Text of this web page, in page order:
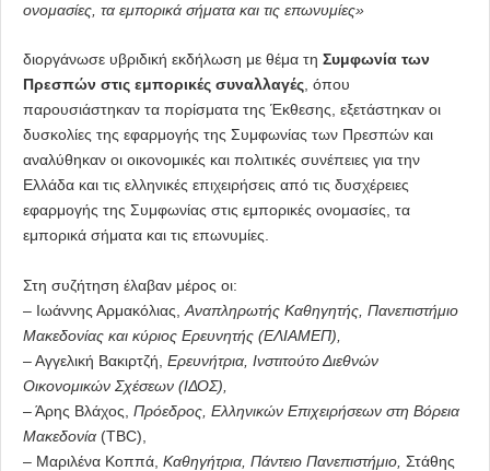
ονομασίες, τα εμπορικά σήματα και τις επωνυμίες»
διοργάνωσε υβριδική εκδήλωση με θέμα τη Συμφωνία των
Πρεσπών στις εμπορικές συναλλαγές, όπου
παρουσιάστηκαν τα πορίσματα της Έκθεσης, εξετάστηκαν οι
δυσκολίες της εφαρμογής της Συμφωνίας των Πρεσπών και
αναλύθηκαν οι οικονομικές και πολιτικές συνέπειες για την
Ελλάδα και τις ελληνικές επιχειρήσεις από τις δυσχέρειες
εφαρμογής της Συμφωνίας στις εμπορικές ονομασίες, τα
εμπορικά σήματα και τις επωνυμίες.
Στη συζήτηση έλαβαν μέρος οι:
– Ιωάννης Αρμακόλιας, Αναπληρωτής Καθηγητής, Πανεπιστήμιο
Μακεδονίας και κύριος Ερευνητής (ΕΛΙΑΜΕΠ),
– Αγγελική Βακιρτζή, Ερευνήτρια, Ινστιτούτο Διεθνών
Οικονομικών Σχέσεων (ΙΔΟΣ),
– Άρης Βλάχος, Πρόεδρος, Ελληνικών Επιχειρήσεων στη Βόρεια
Μακεδονία (TBC),
– Μαριλένα Κοππά, Καθηγήτρια, Πάντειο Πανεπιστήμιο, Στάθης